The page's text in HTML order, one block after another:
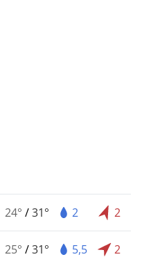
24° /31° 2 2
25° /31° 5,5 2